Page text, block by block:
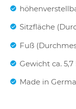
Sitzfläche
Fuß
Gewicht ca. 5,7
Made in